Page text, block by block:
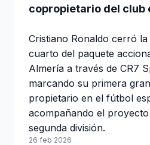
copropietario del club
Cristiano Ronaldo cerró
cuarto del paquete
Almería a través de CR7
marcando su primera
propietario en el fútbol
acompañando el
segunda división.
26 feb 2026